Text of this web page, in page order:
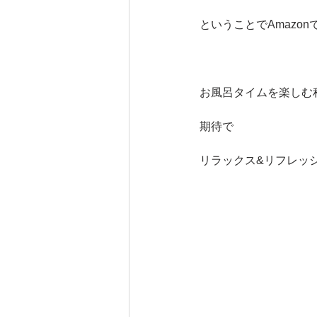
ということでAmazon
お風呂タイムを楽しむ
期待で
リラックス&リフレッ